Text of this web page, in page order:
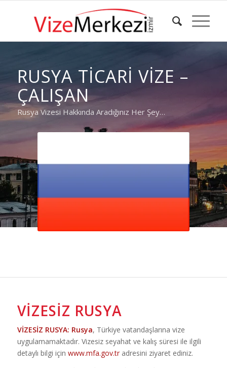
RUSYA TICARI VIZE –
ÇALIŞAN
Rusya Vizesi Hakkında Aradığınız Her Şey…
VIZESIZ RUSYA
VİZESİZ RUSYA: Rusya, Türkiye vatandaşlarına vize
uygulamamaktadır. Vizesiz seyahat ve kalış süresi ile ilgili
detaylı bilgi için www.mfa.gov.tradresini ziyaret ediniz.